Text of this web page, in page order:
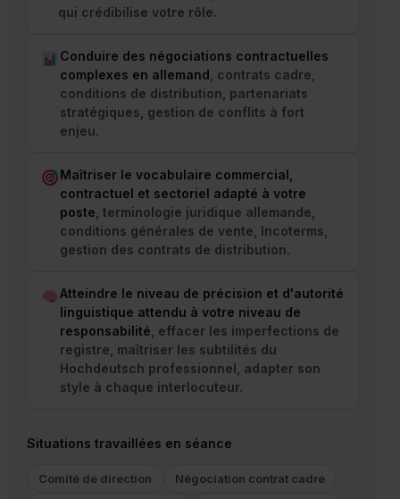
qui crédibilise votre rôle.
Conduire des négociations contractuelles
complexes en allemand , contrats cadre,
conditions de distribution, partenariats
stratégiques, gestion de conflits à fort
enjeu.
Maîtriser le vocabulaire commercial,
contractuel et sectoriel adapté à votre
poste , terminologie juridique allemande,
conditions générales de vente, Incoterms,
gestion des contrats de distribution.
Atteindre le niveau de précision et d'autorité
linguistique attendu à votre niveau de
responsabilité , effacer les imperfections de
registre, maîtriser les subtilités du
Hochdeutsch professionnel, adapter son
style à chaque interlocuteur.
Situations travaillées en séance
Comité de direction
Négociation contrat cadre